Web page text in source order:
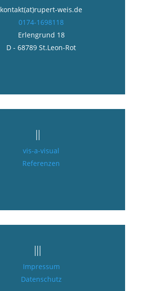
kontakt(at)rupert-weis.de
0174-1698118
Erlengrund 18
D - 68789 St.Leon-Rot
||
vis-a-visual
Referenzen
|||
Impressum
Datenschutz